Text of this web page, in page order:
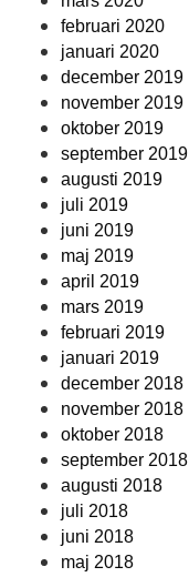
februari 2020
januari 2020
december 2019
november 2019
oktober 2019
september 2019
augusti 2019
juli 2019
juni 2019
maj 2019
april 2019
mars 2019
februari 2019
januari 2019
december 2018
november 2018
oktober 2018
september 2018
augusti 2018
juli 2018
juni 2018
maj 2018